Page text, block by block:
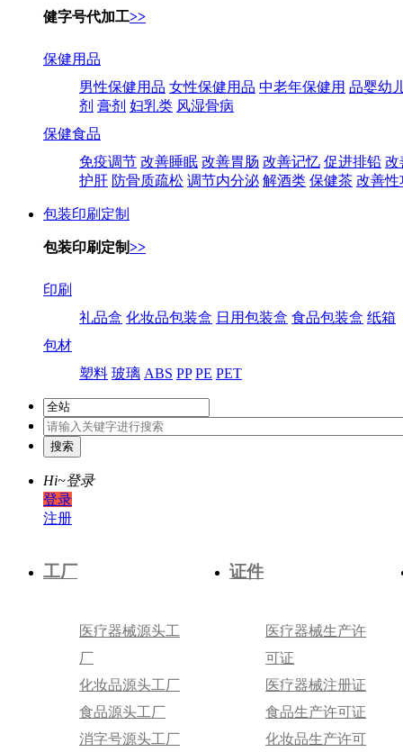
健字号代加工>>
保健用品
男性保健用品 女性保健用品 中老年保健用 品婴幼
剂 膏剂 妇乳类 风湿骨病
保健食品
免疫调节 改善睡眠 改善胃肠 改善记忆 促进排铅 改
护肝 防骨质疏松 调节内分泌 解酒类 保健茶 改善性
包装印刷定制
包装印刷定制>>
印刷
礼品盒 化妆品包装盒 日用包装盒 食品包装盒 纸箱
包材
塑料 玻璃 ABS PP PE PET
Hi~登录
登录
注册
工厂
医疗器械源头工
厂
化妆品源头工厂
食品源头工厂
消字号源头工厂
证件
医疗器械生产许
可证
医疗器械注册证
食品生产许可证
化妆品生产许可